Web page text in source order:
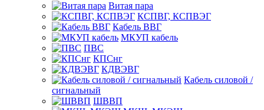
Витая пара
КСПВГ, КСПВЭГ
Кабель ВВГ
МКУП кабель
ПВС
КПСнг
КДВЭВГ
Кабель силовой /
сигнальный
ШВВП